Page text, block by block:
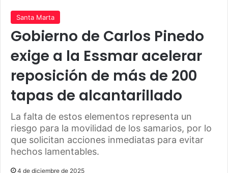
Santa Marta
Gobierno de Carlos Pinedo
exige a la Essmar acelerar
reposición de más de 200
tapas de alcantarillado
La falta de estos elementos representa un
riesgo para la movilidad de los samarios, por lo
que solicitan acciones inmediatas para evitar
hechos lamentables.
4 de diciembre de 2025